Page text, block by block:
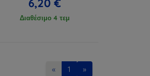
Διαθέσιμο 4 τεμ
« 1 »